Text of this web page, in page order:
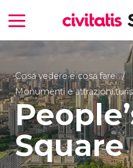
Cosa vedere e cosa fare
Monumenti e attrazioni
Square